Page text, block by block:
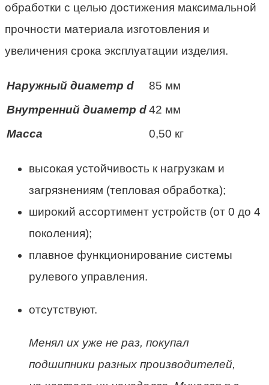
обработки с целью достижения максимальной
прочности материала изготовления и
увеличения срока эксплуатации изделия.
Наружный диаметр d
85 мм
Внутренний диаметр d42 мм
Масса
0,50 кг
высокая устойчивость к нагрузкам и
загрязнениям (тепловая обработка);
широкий ассортимент устройств (от 0 до 4
поколения);
плавное функционирование системы
рулевого управления.
отсутствуют.
Менял их уже не раз, покупал
подшипники разных производителей,